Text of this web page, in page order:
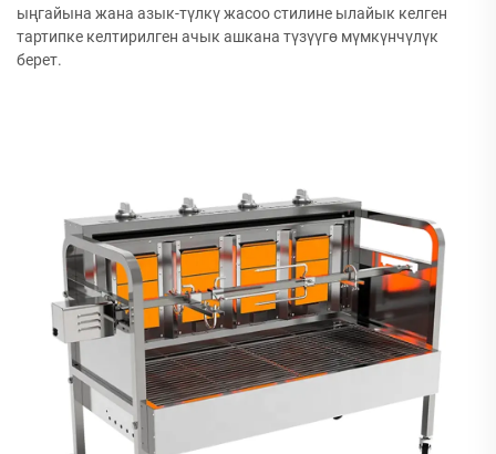
ыңгайына жана азык-түлкү жасоо стилине ылайык келген
тартипке келтирилген ачык ашкана түзүүгө мүмкүнчүлүк
берет.